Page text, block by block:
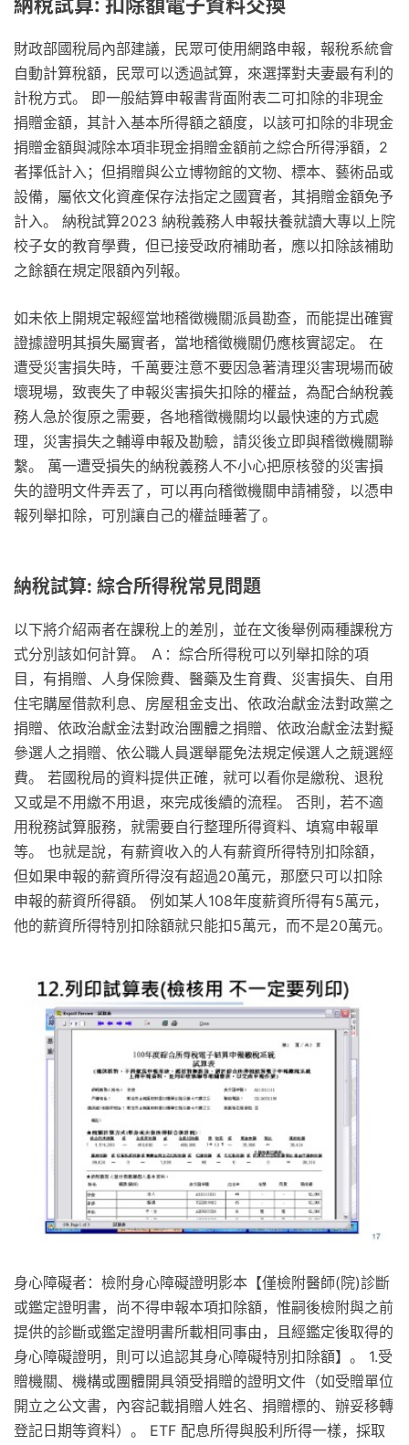
納稅試算: 扣除額電子資料交換
財政部國稅局內部建議，民眾可使用網路申報，報稅系統會
自動計算稅額，民眾可以透過試算，來選擇對夫妻最有利的
計稅方式。 即一般結算申報書背面附表二可扣除的非現金
捐贈金額，其計入基本所得額之額度，以該可扣除的非現金
捐贈金額與減除本項非現金捐贈金額前之綜合所得淨額，2
者擇低計入；但捐贈與公立博物館的文物、標本、藝術品或
設備，屬依文化資產保存法指定之國寶者，其捐贈金額免予
計入。 納稅試算2023 納稅義務人申報扶養就讀大專以上院
校子女的教育學費，但已接受政府補助者，應以扣除該補助
之餘額在規定限額內列報。
如未依上開規定報經當地稽徵機關派員勘查，而能提出確實
證據證明其損失屬實者，當地稽徵機關仍應核實認定。 在
遭受災害損失時，千萬要注意不要因急著清理災害現場而破
壞現場，致喪失了申報災害損失扣除的權益，為配合納稅義
務人急於復原之需要，各地稽徵機關均以最快速的方式處
理，災害損失之輔導申報及勘驗，請災後立即與稽徵機關聯
繫。 萬一遭受損失的納稅義務人不小心把原核發的災害損
失的證明文件弄丟了，可以再向稽徵機關申請補發，以憑申
報列舉扣除，可別讓自己的權益睡著了。
納稅試算: 綜合所得稅常見問題
以下將介紹兩者在課稅上的差別，並在文後舉例兩種課稅方
式分別該如何計算。 Ａ：綜合所得稅可以列舉扣除的項
目，有捐贈、人身保險費、醫藥及生育費、災害損失、自用
住宅購屋借款利息、房屋租金支出、依政治獻金法對政黨之
捐贈、依政治獻金法對政治團體之捐贈、依政治獻金法對擬
參選人之捐贈、依公職人員選舉罷免法規定候選人之競選經
費。 若國稅局的資料提供正確，就可以看你是繳稅、退稅
又或是不用繳不用退，來完成後續的流程。 否則，若不適
用稅務試算服務，就需要自行整理所得資料、填寫申報單
等。 也就是說，有薪資收入的人有薪資所得特別扣除額，
但如果申報的薪資所得沒有超過20萬元，那麼只可以扣除
申報的薪資所得額。 例如某人108年度薪資所得有5萬元，
他的薪資所得特別扣除額就只能扣5萬元，而不是20萬元。
身心障礙者：檢附身心障礙證明影本【僅檢附醫師(院)診斷
或鑑定證明書，尚不得申報本項扣除額，惟嗣後檢附與之前
提供的診斷或鑑定證明書所載相同事由，且經鑑定後取得的
身心障礙證明，則可以追認其身心障礙特別扣除額】。 1.受
贈機關、機構或團體開具領受捐贈的證明文件（如受贈單位
開立之公文書，內容記載捐贈人姓名、捐贈標的、辦妥移轉
登記日期等資料）。 ETF 配息所得與股利所得一樣，採取